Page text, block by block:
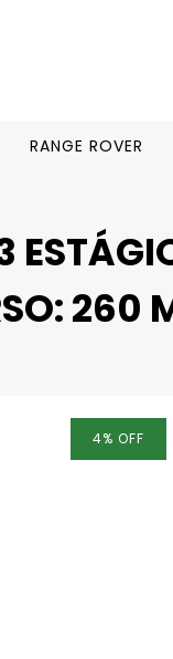
RANGE ROVER
260
4% OFF